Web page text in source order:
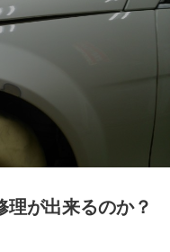
が出来るのか？